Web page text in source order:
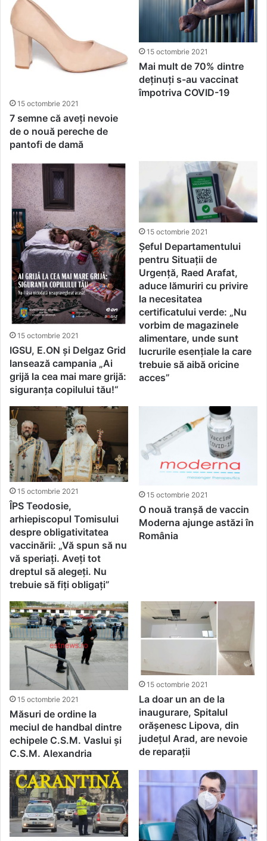
15 octombrie 2021
7 semne că aveți nevoie
de o nouă pereche de
pantofi de damă
15 octombrie 2021
Mai mult de 70% dintre
deţinuţi s-au vaccinat
împotriva COVID-19
15 octombrie 2021
IGSU, E.ON și Delgaz Grid
lansează campania „Ai
grijă la cea mai mare grijă:
siguranța copilului tău!“
15 octombrie 2021
Șeful Departamentului
pentru Situaţii de
Urgenţă, Raed Arafat,
aduce lămuriri cu privire
la necesitatea
certificatului verde: „Nu
vorbim de magazinele
alimentare, unde sunt
lucrurile esenţiale la care
trebuie să aibă oricine
acces”
15 octombrie 2021
ÎPS Teodosie,
arhiepiscopul Tomisului
despre obligativitatea
vaccinării: „Vă spun să nu
vă speriați. Aveți tot
dreptul să alegeți. Nu
trebuie să fiți obligați”
15 octombrie 2021
O nouă tranșă de vaccin
Moderna ajunge astăzi în
România
15 octombrie 2021
Măsuri de ordine la
meciul de handbal dintre
echipele C.S.M. Vaslui și
C.S.M. Alexandria
15 octombrie 2021
La doar un an de la
inaugurare, Spitalul
orășenesc Lipova, din
județul Arad, are nevoie
de reparații